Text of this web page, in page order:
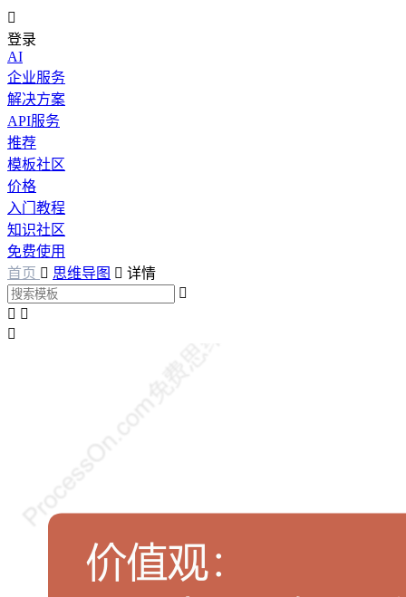

登录
AI
企业服务
解决方案
API服务
推荐
模板社区
价格
入门教程
知识社区
免费使用
首页  思维导图  详情

 
